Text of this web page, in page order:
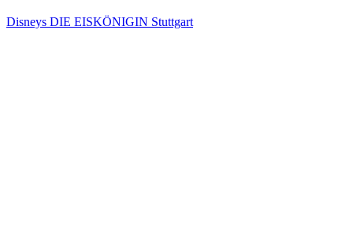
Disneys DIE EISKÖNIGIN Stuttgart